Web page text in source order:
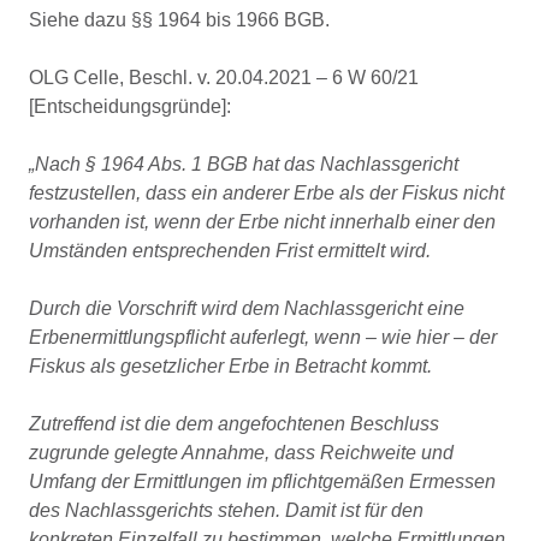
Siehe dazu §§ 1964 bis 1966 BGB.
OLG Celle, Beschl. v. 20.04.2021 – 6 W 60/21
[Entscheidungsgründe]:
„Nach § 1964 Abs. 1 BGB hat das Nachlassgericht
festzustellen, dass ein anderer Erbe als der Fiskus nicht
vorhanden ist, wenn der Erbe nicht innerhalb einer den
Umständen entsprechenden Frist ermittelt wird.
Durch die Vorschrift wird dem Nachlassgericht eine
Erbenermittlungspflicht auferlegt, wenn – wie hier – der
Fiskus als gesetzlicher Erbe in Betracht kommt.
Zutreffend ist die dem angefochtenen Beschluss
zugrunde gelegte Annahme, dass Reichweite und
Umfang der Ermittlungen im pflichtgemäßen Ermessen
des Nachlassgerichts stehen. Damit ist für den